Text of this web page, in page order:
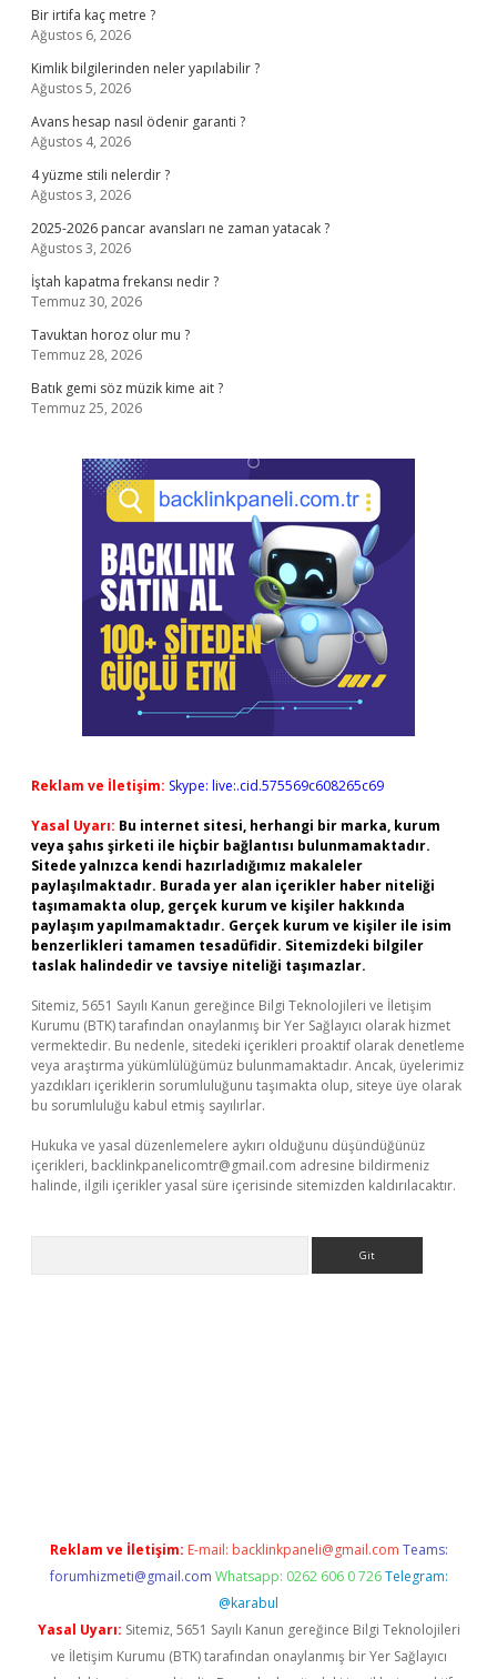
Bir irtifa kaç metre ?
Ağustos 6, 2026
Kimlik bilgilerinden neler yapılabilir ?
Ağustos 5, 2026
Avans hesap nasıl ödenir garanti ?
Ağustos 4, 2026
4 yüzme stili nelerdir ?
Ağustos 3, 2026
2025-2026 pancar avansları ne zaman yatacak ?
Ağustos 3, 2026
İştah kapatma frekansı nedir ?
Temmuz 30, 2026
Tavuktan horoz olur mu ?
Temmuz 28, 2026
Batık gemi söz müzik kime ait ?
Temmuz 25, 2026
Reklam ve İletişim: Skype: live:.cid.575569c608265c69
Yasal Uyarı: Bu internet sitesi, herhangi bir marka, kurum
veya şahıs şirketi ile hiçbir bağlantısı bulunmamaktadır.
Sitede yalnızca kendi hazırladığımız makaleler
paylaşılmaktadır. Burada yer alan içerikler haber niteliği
taşımamakta olup, gerçek kurum ve kişiler hakkında
paylaşım yapılmamaktadır. Gerçek kurum ve kişiler ile isim
benzerlikleri tamamen tesadüfidir. Sitemizdeki bilgiler
taslak halindedir ve tavsiye niteliği taşımazlar.
Sitemiz, 5651 Sayılı Kanun gereğince Bilgi Teknolojileri ve İletişim
Kurumu (BTK) tarafından onaylanmış bir Yer Sağlayıcı olarak hizmet
vermektedir. Bu nedenle, sitedeki içerikleri proaktif olarak denetleme
veya araştırma yükümlülüğümüz bulunmamaktadır. Ancak, üyelerimiz
yazdıkları içeriklerin sorumluluğunu taşımakta olup, siteye üye olarak
bu sorumluluğu kabul etmiş sayılırlar.
Hukuka ve yasal düzenlemelere aykırı olduğunu düşündüğünüz
içerikleri, backlinkpanelicomtr@gmail.com adresine bildirmeniz
halinde, ilgili içerikler yasal süre içerisinde sitemizden kaldırılacaktır.
Reklam ve İletişim: E-mail: backlinkpaneli@gmail.com Teams:
forumhizmeti@gmail.com Whatsapp: 0262 606 0 726 Telegram:
@karabul
Yasal Uyarı: Sitemiz, 5651 Sayılı Kanun gereğince Bilgi Teknolojileri
ve İletişim Kurumu (BTK) tarafından onaylanmış bir Yer Sağlayıcı